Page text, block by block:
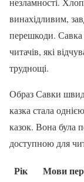
винахідливим,
перешкоди. Савка
читачів, які
труднощі.
Образ Савки
казка стала
казок. Вона була
доступною для
Рік Мови